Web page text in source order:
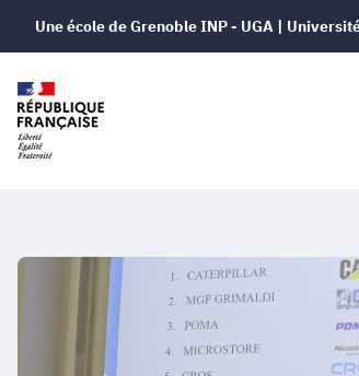
Une école de Grenoble INP - UGA |